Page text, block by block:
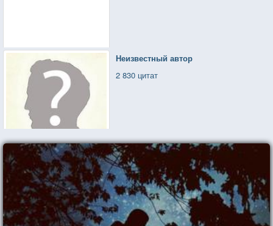
Неизвестный автор
2 830 цитат